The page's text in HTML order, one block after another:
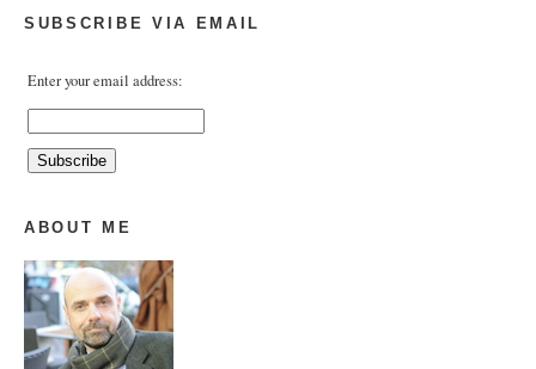
SUBSCRIBE VIA EMAIL
Enter your email address:
ABOUT ME